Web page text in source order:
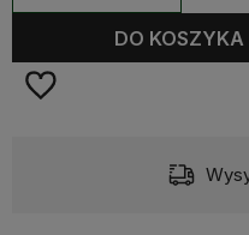
DO KOSZYKA